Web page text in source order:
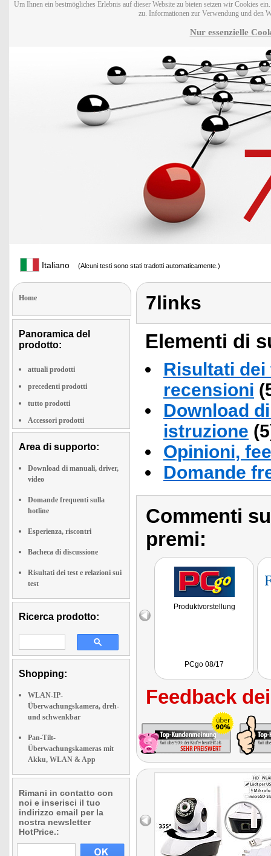
Um Ihnen ein bestmögliches Erlebnis auf dieser Website zu bieten setzen wir Cookies
zu. Informationen zur Verwendung und den
Nur essenzielle
Italiano (Alcuni testi sono stati tradotti automaticamente.)
Home
Panoramica del
prodotto:
attuali prodotti
precedenti prodotti
tutto prodotti
Accessori prodotti
Area di supporto:
Download di manuali, driver,
video
Domande frequenti sulla
hotline
Esperienza, riscontri
Bacheca di discussione
Risultati dei test e relazioni sui
test
Ricerca prodotto:
Shopping:
WLAN-IP-
Überwachungskamera, dreh-
und schwenkbar
Pan-Tilt-
Überwachungskameras mit
Akku, WLAN & App
Rimani in contatto con
noi e inserisci il tuo
indirizzo email per la
nostra newsletter
HotPrice.:
7links
Elementi di
Risultati
recensioni
Download
istruzione
Opinioni,
Domande
Commenti
premi:
Produktvorstellung
PCgo 08/17
Feedback